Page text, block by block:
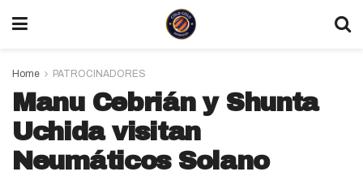
Home PATROCINADORES
Manu Cebrián y Shunta
Uchida visitan
Neumáticos Solano